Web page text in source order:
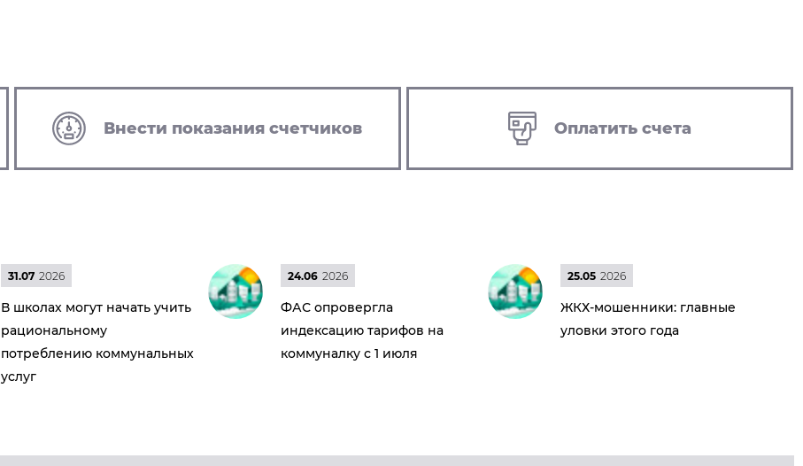
Внести показания счетчиков Оплатить счета
31.07 2026
В школах могут начать учить
рациональному
потреблению коммунальных
услуг
24.06 2026
ФАС опровергла
индексацию тарифов на
коммуналку с 1 июля
25.05 2026
ЖКХ-мошенники: главные
уловки этого года